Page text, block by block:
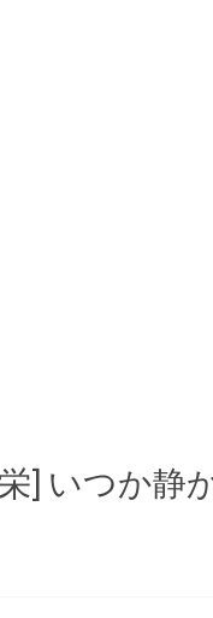
] いつか静